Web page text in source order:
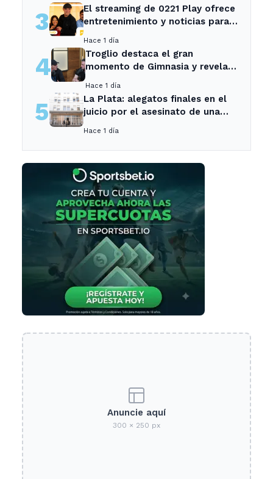
3
El streaming de 0221 Play ofrece
entretenimiento y noticias para
Ensenada.
Hace 1 día
4
Troglio destaca el gran
momento de Gimnasia y revela
Hace 1 día
5
La Plata: alegatos finales en el
juicio por el asesinato de una
Hace 1 día
Anuncie aquí
300 × 250 px